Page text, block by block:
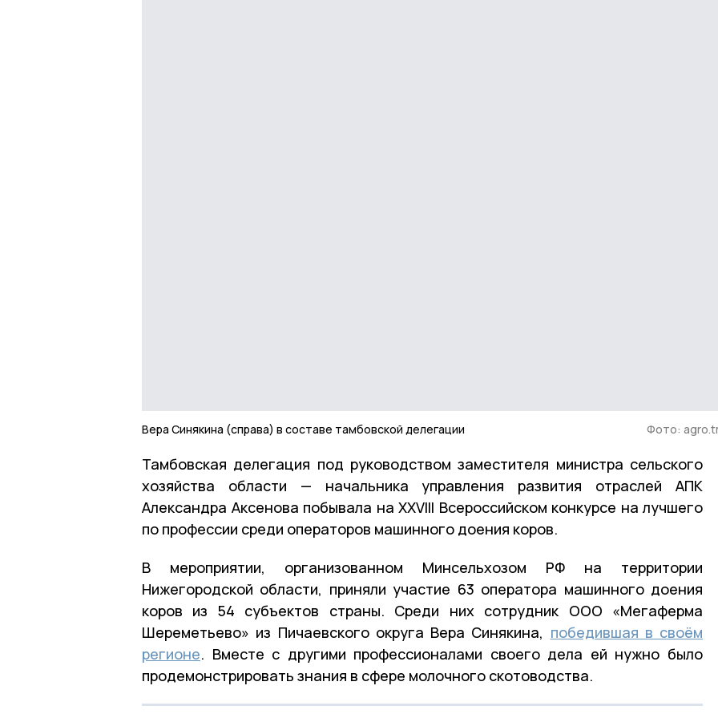
Вера Синякина (справа) в составе тамбовской делегации Фото:
Тамбовская делегация под руководством заместителя министра сельского
хозяйства области — начальника управления развития отраслей АПК
Александра Аксенова побывала на ХХVIII Всероссийском конкурсе на лучшего
по профессии среди операторов машинного доения коров.
В мероприятии, организованном Минсельхозом РФ на территории
Нижегородской области, приняли участие 63 оператора машинного доения
коров из 54 субъектов страны. Среди них сотрудник ООО «Мегаферма
Шереметьево» из Пичаевского округа Вера Синякина, победившая в своём
регионе. Вместе с другими профессионалами своего дела ей нужно было
продемонстрировать знания в сфере молочного скотоводства.